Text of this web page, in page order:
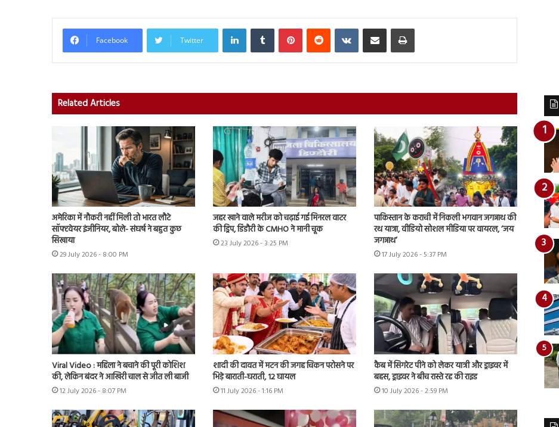
Facebook Twitter
LinkedInTumblr PinterestReddit VKontakteShare via Email Print
Related Articles
अमेरिका में नौकरी नहीं मिली तो भारत लौटे
सॉफ्टवेयर इंजीनियर, बोले- संघर्ष ने बहुत कुछ
सिखाया
29 July 2026 - 8:00 PM
जहर खाने वाले मरीज को चढ़ाई गई मिनरल वाटर
की ड्रिप, डिंडौरी के CMHO ने मानी चूक
23 July 2026 - 3:25 PM
पाकिस्तान के कराची में निकली भगवान जगन्नाथ की
रथ यात्रा, वीडियो सोशल मीडिया पर वायरल, ‘जय
जगन्नाथ’
17 July 2026 - 5:37 PM
Viral Video : महिला ने बचाने की पूरी कोशिश
की, लेकिन बंदर ने आखिरी चाल से जीत ली बाजी
12 July 2026 - 8:07 PM
शादी की दावत में मटन की जगह चिकन परोसने पर
भिड़े बाराती-घराती, 12 घायल
11 July 2026 - 1:16 PM
कैब में सिगरेट पीने को लेकर यात्री और ड्राइवर में
बहस, ड्राइवर ने बीच रास्ते रद्द की राइड
10 July 2026 - 2:59 PM